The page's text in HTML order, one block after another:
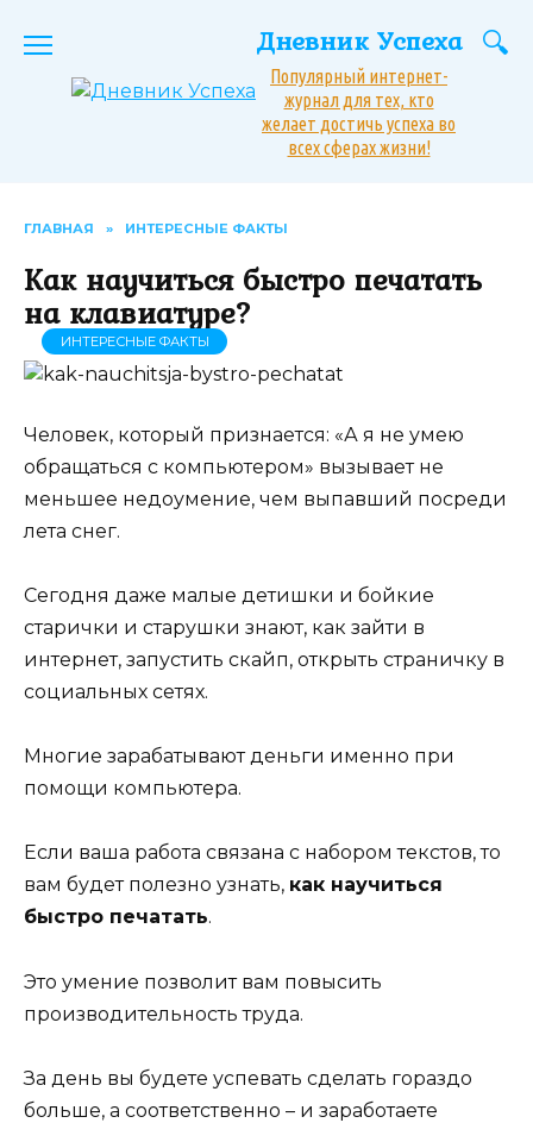
Дневник Успеха
Популярный интернет-
журнал для тех, кто
желает достичь успеха во
всех сферах жизни!
ГЛАВНАЯ » ИНТЕРЕСНЫЕ ФАКТЫ
Как научиться быстро печатать
на клавиатуре?
ИНТЕРЕСНЫЕ ФАКТЫ
Человек, который признается: «А я не умею
обращаться с компьютером» вызывает не
меньшее недоумение, чем выпавший посреди
лета снег.
Сегодня даже малые детишки и бойкие
старички и старушки знают, как зайти в
интернет, запустить скайп, открыть страничку в
социальных сетях.
Многие зарабатывают деньги именно при
помощи компьютера.
Если ваша работа связана с набором текстов, то
вам будет полезно узнать, как научиться
быстро печатать.
Это умение позволит вам повысить
производительность труда.
За день вы будете успевать сделать гораздо
больше, а соответственно – и заработаете